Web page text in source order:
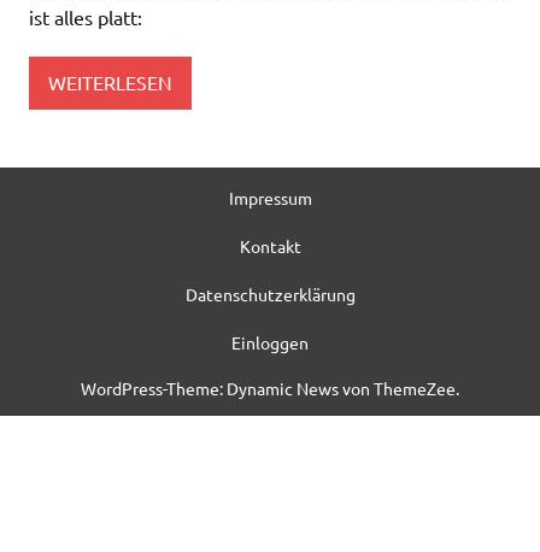
ist alles platt:
WEITERLESEN
Impressum
Kontakt
Datenschutzerklärung
Einloggen
WordPress-Theme: Dynamic News von ThemeZee.